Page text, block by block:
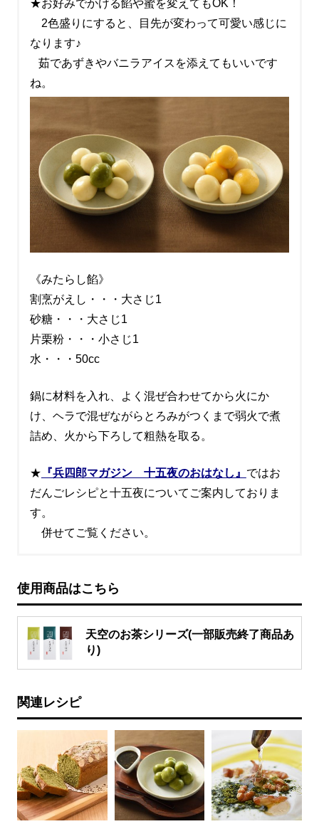
★お好みでかける餡や蜜を変えてもOK！
2色盛りにすると、目先が変わって可愛い感じに
なります♪
茹であずきやバニラアイスを添えてもいいです
ね。
《みたらし餡》
割烹がえし・・・大さじ1
砂糖・・・大さじ1
片栗粉・・・小さじ1
水・・・50cc
鍋に材料を入れ、よく混ぜ合わせてから火にか
け、ヘラで混ぜながらとろみがつくまで弱火で煮
詰め、火から下ろして粗熱を取る。
★ 『兵四郎マガジン 十五夜のおはなし』 ではお
だんごレシピと十五夜についてご案内しておりま
す。
併せてご覧ください。
使用商品はこちら
天空のお茶シリーズ(一部販売終了商品あ
り)
関連レシピ